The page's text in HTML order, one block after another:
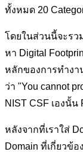
ทั้งหมด 20
โดยในส่วนนี้จะรว
หา Digital
หลักของการทำงา
ว่า "You cannot
NIST CSF เองนั้
หลังจากที่เราใส่
Domain ที่เกี่ยวข้